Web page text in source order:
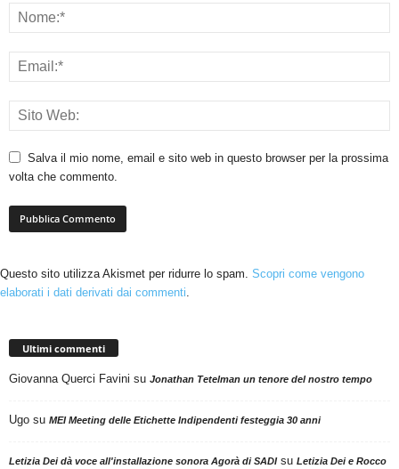
Salva il mio nome, email e sito web in questo browser per la prossima
volta che commento.
Questo sito utilizza Akismet per ridurre lo spam. Scopri come vengono
elaborati i dati derivati dai commenti.
Ultimi commenti
Giovanna Querci Favini su Jonathan Tetelman un tenore del nostro tempo
Ugo su MEI Meeting delle Etichette Indipendenti festeggia 30 anni
Letizia Dei dà voce all'installazione sonora Agorà di SADIsu Letizia Dei e Rocco